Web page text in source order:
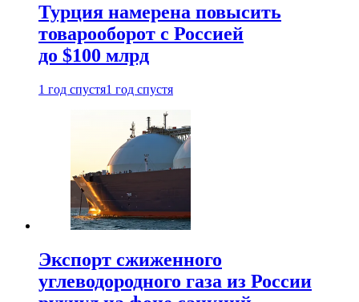
Турция намерена повысить
товарооборот с Россией
до $100 млрд
1 год спустя1 год спустя
Экспорт сжиженного
углеводородного газа из России